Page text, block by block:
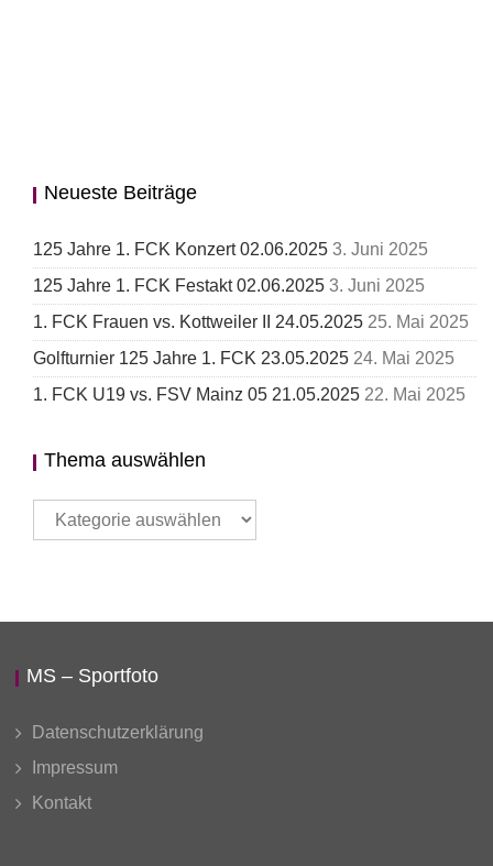
Neueste Beiträge
125 Jahre 1. FCK Konzert 02.06.2025 3. Juni 2025
125 Jahre 1. FCK Festakt 02.06.2025 3. Juni 2025
1. FCK Frauen vs. Kottweiler II 24.05.2025 25. Mai 2025
Golfturnier 125 Jahre 1. FCK 23.05.2025 24. Mai 2025
1. FCK U19 vs. FSV Mainz 05 21.05.2025 22. Mai 2025
Thema auswählen
Thema
auswählen
MS – Sportfoto
Datenschutzerklärung
Impressum
Kontakt